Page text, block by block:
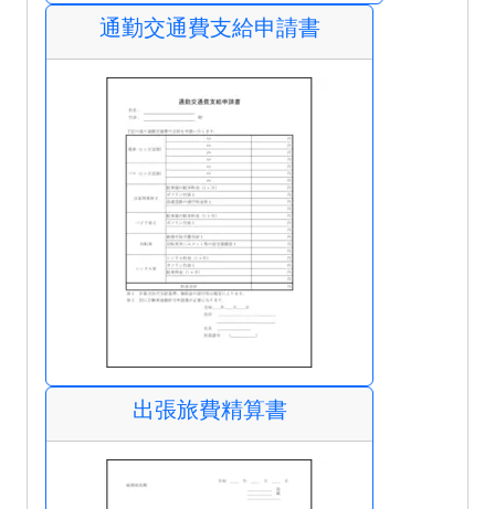
通勤交通費支給申請書
出張旅費精算書